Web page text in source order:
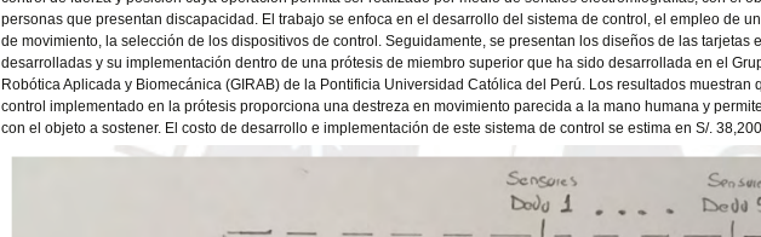
personas que presentan discapacidad. El trabajo se enfoca en el desarrollo del sistema de control, el empleo de
de movimiento, la selección de los dispositivos de control. Seguidamente, se presentan los diseños de las tarjetas
desarrolladas y su implementación dentro de una prótesis de miembro superior que ha sido desarrollada en el
Robótica Aplicada y Biomecánica (GIRAB) de la Pontificia Universidad Católica del Perú. Los resultados muestran
control implementado en la prótesis proporciona una destreza en movimiento parecida a la mano humana y
con el objeto a sostener. El costo de desarrollo e implementación de este sistema de control se estima en S/.